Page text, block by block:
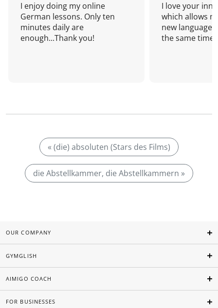
I enjoy doing my online
German lessons. Only ten
minutes daily are
enough...Thank you!
I love your
which allows
new language
the same time!
« (die) absoluten (Stars des Films)
die Abstellkammer, die Abstellkammern »
OUR COMPANY
GYMGLISH
AIMIGO COACH
FOR BUSINESSES